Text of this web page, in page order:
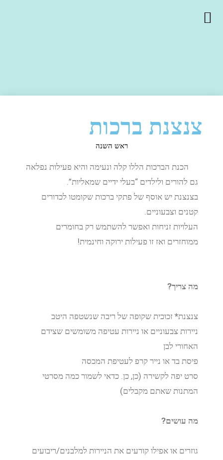
צנצנת ברכות
ראש השנה
הכנת הברכות הללו קלה ונעימה והיא פעילות נפלאה
גם להורים ולילדים “בעלי ידיים שמאליות”.
בצנצנת יש אוסף של פתקי ברכות שקומטו לכדורים
קטנים וצבעוניים.
העלויות זניחות ואפשר להשתמש רק בחומרים
ממוחזרים ואז זו פעילות ירוקה וחינמית!
מה צריך?
צנצנת* זכוכית שקופה של ריבה שנשטפה היטב
ניירות צבעוניים או ניירות עטיפה משומשים שצידם
האחורי לבן
פיסת בד או נייר קרפ לעטיפת המכסה
סרט יפה לקשירה (כן, כן. כדאי לשמור כמה מסרטי
המתנות שאתם מקבלים)
מה עושים?
גוזרים או אפילו קורעים את הניירות למלבנים/ריבועים